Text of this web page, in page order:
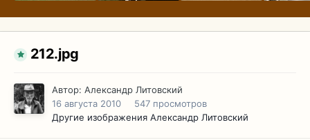
212.jpg
Автор: Александр Литовский
16 августа 2010
547 просмотров
Другие изображения Александр Литовский